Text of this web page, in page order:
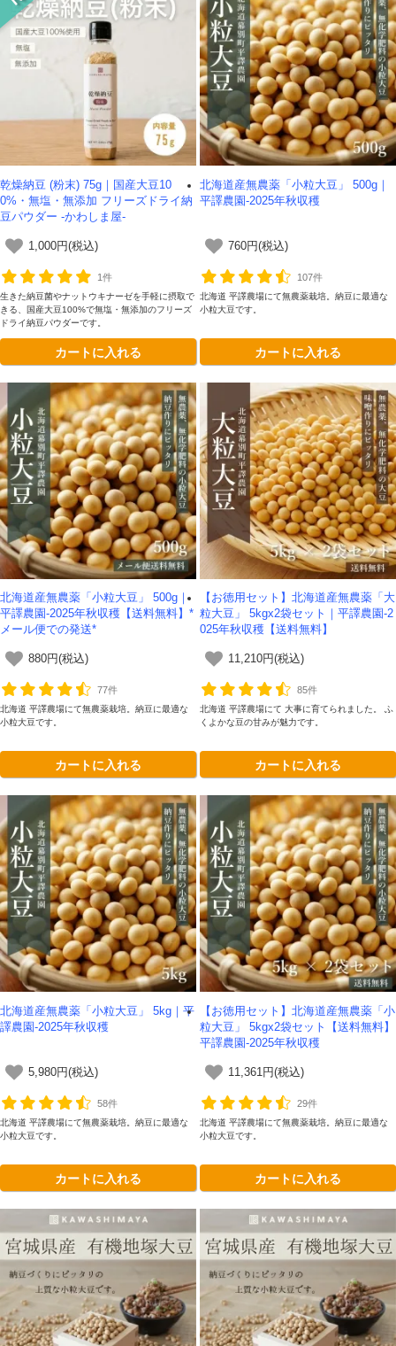
乾燥納豆 (粉末) 75g｜国産大豆10
0%・無塩・無添加 フリーズドライ納
豆パウダー -かわしま屋-
1,000円(税込)
1件
生きた納豆菌やナットウキナーゼを手軽に摂取で
きる、国産大豆100%で無塩・無添加のフリーズ
ドライ納豆パウダーです。
カートに入れる
北海道産無農薬「小粒大豆」 500g｜
平譯農園-2025年秋収穫
760円(税込)
107件
北海道 平譯農場にて無農薬栽培。納豆に最適な
小粒大豆です。
カートに入れる
北海道産無農薬「小粒大豆」 500g｜
平譯農園-2025年秋収穫【送料無料】*
メール便での発送*
880円(税込)
77件
北海道 平譯農場にて無農薬栽培。納豆に最適な
小粒大豆です。
カートに入れる
【お徳用セット】北海道産無農薬「大
粒大豆」 5kgx2袋セット｜平譯農園-2
025年秋収穫【送料無料】
11,210円(税込)
85件
北海道 平譯農場にて 大事に育てられました。 ふ
くよかな豆の甘みが魅力です。
カートに入れる
北海道産無農薬「小粒大豆」 5kg｜平
譯農園-2025年秋収穫
5,980円(税込)
58件
北海道 平譯農場にて無農薬栽培。納豆に最適な
小粒大豆です。
カートに入れる
【お徳用セット】北海道産無農薬「小
粒大豆」 5kgx2袋セット【送料無料】
平譯農園-2025年秋収穫
11,361円(税込)
29件
北海道 平譯農場にて無農薬栽培。納豆に最適な
小粒大豆です。
カートに入れる
新規会員様限定
今すぐ使える300 円OFFクーポンを
ご用意しました🎁
会員登録ありがとうございます！
＼ ご登録の感謝を込めて ／
新規会員様限定特典クーポン
300円OFF